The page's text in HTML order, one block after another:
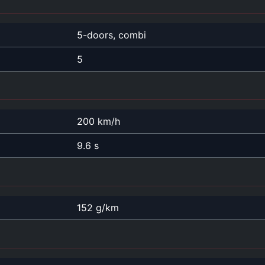
5-doors, combi
5
200 km/h
9.6 s
152 g/km